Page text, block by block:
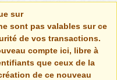
sur
sont pas valables sur ce
de vos transactions.
compte ici, libre à
que ceux de la
de ce nouveau